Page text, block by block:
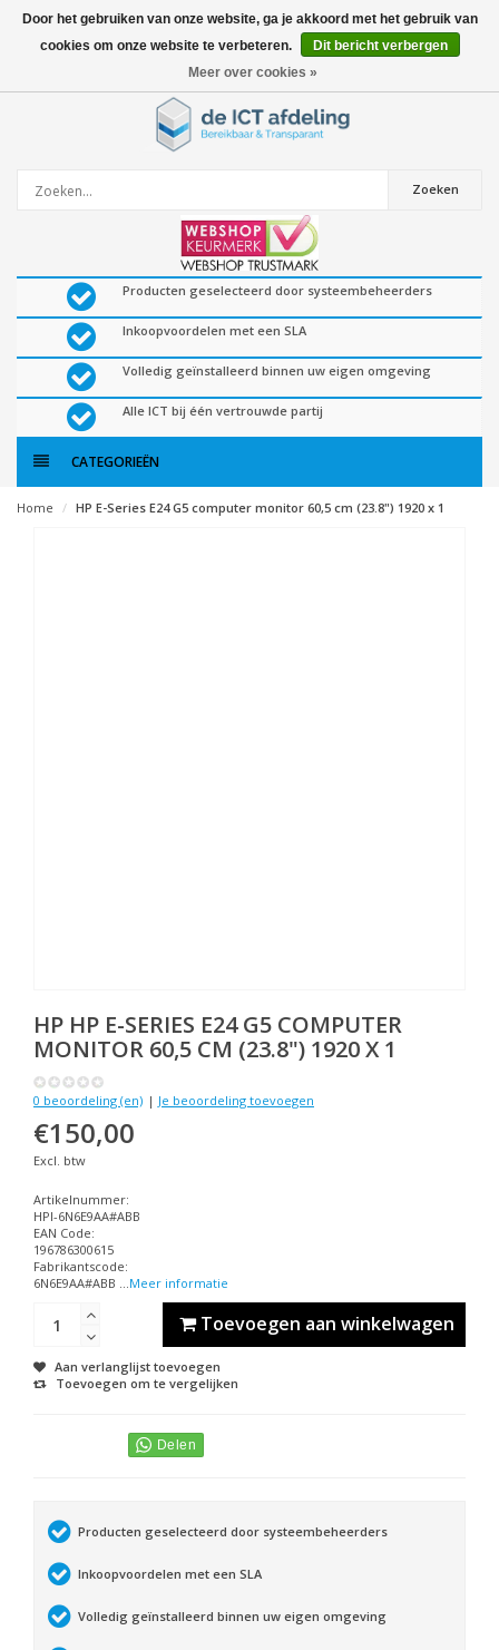
0artikelen
Zoeken
Producten geselecteerd door systeembeheerders
Inkoopvoordelen met een SLA
Volledig geïnstalleerd binnen uw eigen omgeving
Alle ICT bij één vertrouwde partij
CATEGORIEËN
Home HP E-Series E24 G5 computer monitor 60,5 cm (23.8") 1920 x 1
HP HP E-SERIES E24 G5 COMPUTER
MONITOR 60,5 CM (23.8") 1920 X 1
0 beoordeling (en) | Je beoordeling toevoegen
€150,00
Excl. btw
Artikelnummer:
HPI-6N6E9AA#ABB
EAN Code:
196786300615
Fabrikantscode:
6N6E9AA#ABB ...Meer informatie
Toevoegen aan winkelwagen
Aan verlanglijst toevoegen
Toevoegen om te vergelijken
Producten geselecteerd door systeembeheerders
Inkoopvoordelen met een SLA
Volledig geïnstalleerd binnen uw eigen omgeving
Door het gebruiken van onze website, ga je akkoord met het gebruik van
cookies om onze website te verbeteren.
Dit bericht verbergen
Meer over cookies »